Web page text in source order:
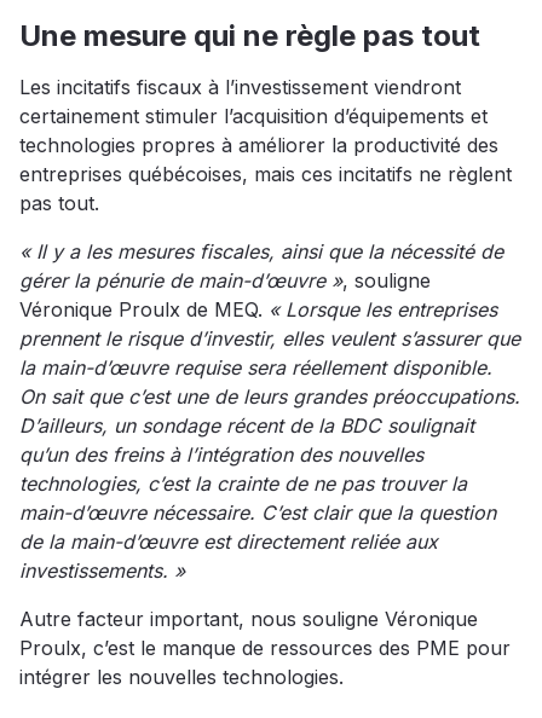
Une mesure qui ne règle pas tout
Les incitatifs fiscaux à l’investissement viendront
certainement stimuler l’acquisition d’équipements et
technologies propres à améliorer la productivité des
entreprises québécoises, mais ces incitatifs ne règlent
pas tout.
« Il y a les mesures fiscales, ainsi que la nécessité de
gérer la pénurie de main-d’œuvre », souligne
Véronique Proulx de MEQ. « Lorsque les entreprises
prennent le risque d’investir, elles veulent s’assurer que
la main-d’œuvre requise sera réellement disponible.
On sait que c’est une de leurs grandes préoccupations.
D’ailleurs, un sondage récent de la BDC soulignait
qu’un des freins à l’intégration des nouvelles
technologies, c’est la crainte de ne pas trouver la
main-d’œuvre nécessaire. C’est clair que la question
de la main-d’œuvre est directement reliée aux
investissements. »
Autre facteur important, nous souligne Véronique
Proulx, c’est le manque de ressources des PME pour
intégrer les nouvelles technologies.